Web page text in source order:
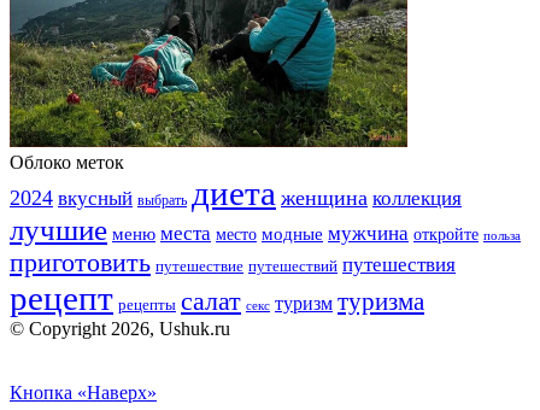
Облоко меток
2024 вкусный выбрать диета женщина коллекция
лучшие меню места место модные мужчина откройте польза
приготовить путешествие путешествий путешествия
рецепт рецепты салат секс туризм туризма
© Copyright 2026, Ushuk.ru
Кнопка «Наверх»